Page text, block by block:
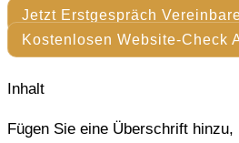
Jetzt Erstgespräch
Kostenlosen Website-Check
Inhalt
Fügen Sie eine Überschrift